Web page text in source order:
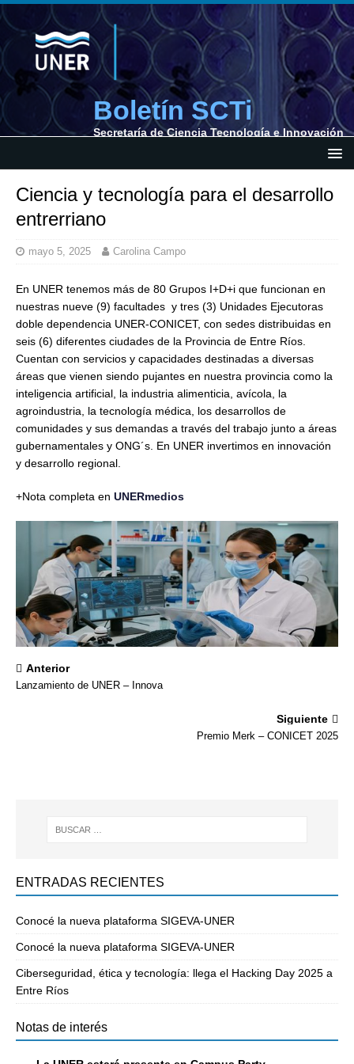
Boletín SCTi
Secretaría de Ciencia Tecnología e Innovación
Ciencia y tecnología para el desarrollo
entrerriano
mayo 5, 2025 Carolina Campo
En UNER tenemos más de 80 Grupos I+D+i que funcionan en
nuestras nueve (9) facultades y tres (3) Unidades Ejecutoras
doble dependencia UNER-CONICET, con sedes distribuidas en
seis (6) diferentes ciudades de la Provincia de Entre Ríos.
Cuentan con servicios y capacidades destinadas a diversas
áreas que vienen siendo pujantes en nuestra provincia como la
inteligencia artificial, la industria alimenticia, avícola, la
agroindustria, la tecnología médica, los desarrollos de
comunidades y sus demandas a través del trabajo junto a áreas
gubernamentales y ONG´s. En UNER invertimos en innovación
y desarrollo regional.
+Nota completa en UNERmedios
Anterior
Lanzamiento de UNER – Innova
Siguiente
Premio Merk – CONICET 2025
ENTRADAS RECIENTES
Conocé la nueva plataforma SIGEVA-UNER
Conocé la nueva plataforma SIGEVA-UNER
Ciberseguridad, ética y tecnología: llega el Hacking Day 2025 a
Entre Ríos
Notas de interés